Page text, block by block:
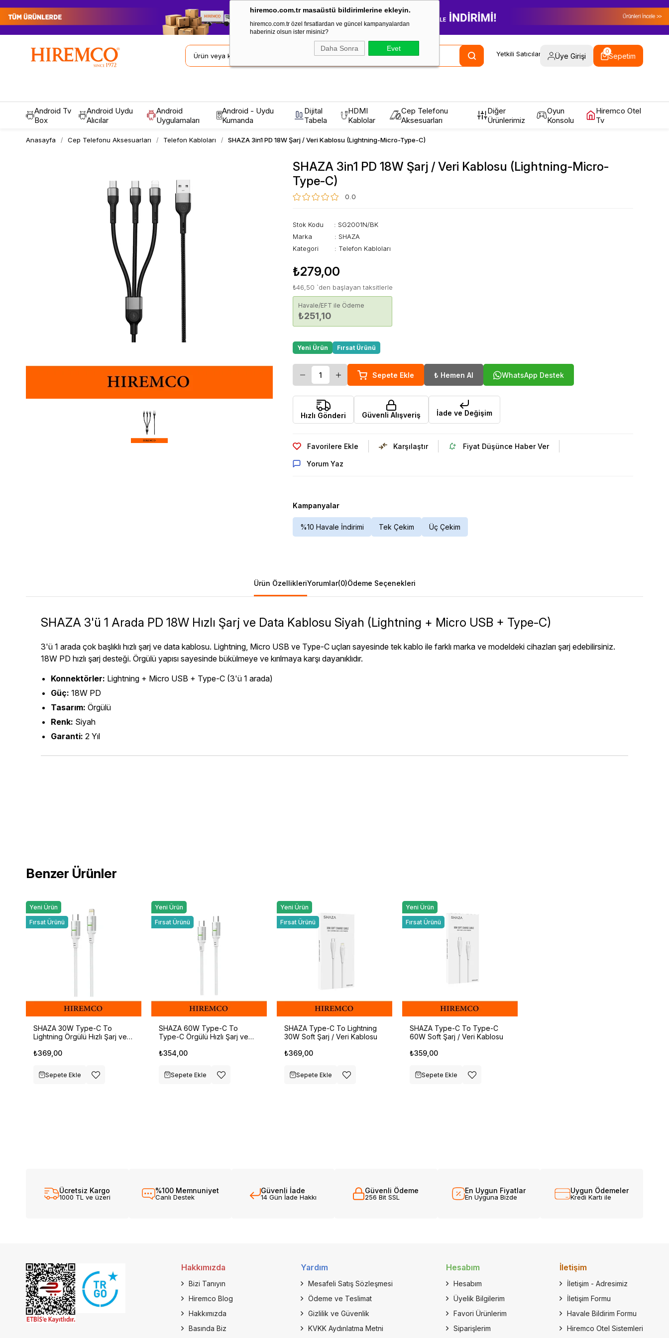
hiremco.com.tr masaüstü bildirimlerine ekleyin.
hiremco.com.tr özel fırsatlardan ve güncel kampanyalardan
haberiniz olsun ister misiniz?
Daha Sonra Evet
Yetkili SatıcılarımızKampanyalar Yardım / Destek
Üye Girişi Sepetim
0
Android Tv
Box
Android Uydu
Alıcılar
Android
Uygulamaları
Android - Uydu
Kumanda
Dijital
Tabela
HDMI
Kablolar
Cep Telefonu
Aksesuarları
Diğer
Ürünlerimiz
Oyun
Konsolu
Hiremco Otel
Tv
Anasayfa Cep Telefonu Aksesuarları Telefon Kabloları SHAZA 3in1 PD 18W Şarj / Veri Kablosu (Lightning-Micro-Type-C)
SHAZA 3in1 PD 18W Şarj / Veri Kablosu (Lightning-Micro-
Type-C)
0.0
Stok Kodu
SG2001N/BK
Marka
: SHAZA
Kategori
: Telefon Kabloları
₺279,00
₺46,50 `den başlayan taksitlerle
Havale/EFT ile Ödeme
₺251,10
Yeni Ürün Fırsat Ürünü
WhatsApp Destek
Hızlı Gönderi Güvenli Alışveriş İade ve Değişim
Favorilere Ekle Karşılaştır Fiyat Düşünce Haber Ver
Yorum Yaz
Kampanyalar
%10 Havale İndirimi Tek Çekim Üç Çekim
Ürün ÖzellikleriYorumlar(0)Ödeme Seçenekleri
SHAZA 3'ü 1 Arada PD 18W Hızlı Şarj ve Data Kablosu Siyah (Lightning + Micro USB + Type-C)
3'ü 1 arada çok başlıklı hızlı şarj ve data kablosu. Lightning, Micro USB ve Type-C uçları sayesinde tek kablo ile farklı marka ve modeldeki cihazları şarj edebilirsiniz.
18W PD hızlı şarj desteği. Örgülü yapısı sayesinde bükülmeye ve kırılmaya karşı dayanıklıdır.
Konnektörler: Lightning + Micro USB + Type-C (3'ü 1 arada)
Güç: 18W PD
Tasarım: Örgülü
Renk: Siyah
Garanti: 2 Yıl
Benzer Ürünler
SHAZA 30W Type-C To
Lightning Örgülü Hızlı Şarj ve
₺369,00
Sepete Ekle
Yeni Ürün
Fırsat Ürünü
SHAZA 60W Type-C To
Type-C Örgülü Hızlı Şarj ve
₺354,00
Sepete Ekle
Yeni Ürün
Fırsat Ürünü
SHAZA Type-C To Lightning
30W Soft Şarj / Veri Kablosu
₺369,00
Sepete Ekle
Yeni Ürün
Fırsat Ürünü
SHAZA Type-C To Type-C
60W Soft Şarj / Veri Kablosu
₺359,00
Sepete Ekle
Yeni Ürün
Fırsat Ürünü
Ücretsiz Kargo
1000 TL ve üzeri
%100 Memnuniyet
Canlı Destek
Güvenli İade
14 Gün İade Hakkı
Güvenli Ödeme
256 Bit SSL
En Uygun Fiyatlar
En Uyguna Bizde
Uygun Ödemeler
Kredi Kartı ile
Hakkımızda
Bizi Tanıyın
Hiremco Blog
Hakkımızda
Basında Biz
Yardım
Mesafeli Satış Sözleşmesi
Ödeme ve Teslimat
Gizlilik ve Güvenlik
KVKK Aydınlatma Metni
Hesabım
Hesabım
Üyelik Bilgilerim
Favori Ürünlerim
Siparişlerim
İletişim
İletişim - Adresimiz
İletişim Formu
Havale Bildirim Formu
Hiremco Otel Sistemleri